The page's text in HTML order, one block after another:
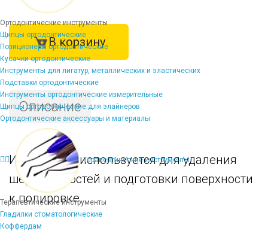
Ортодонтические инструменты
Щипцы ортодонтические
Позиционеры ортодонтические
Кусачки ортодонтические
Инструменты для лигатур, металлических и эластических
Подставки ортодонтические
Инструменты ортодонтические измерительные
Щипцы ортодонтические для элайнеров
Ортодонтические аксессуары и материалы
Терапевтические инструменты
Терапевтические инструменты
Гладилки стоматологические
Коффердам
В корзину
Описание
Инструмент используется для удаления
шероховатостей и подготовки поверхности
к полировке.